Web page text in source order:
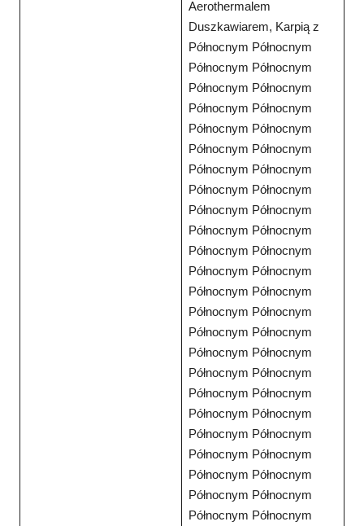
Aerothermalem
Duszkawiarem, Karpią z
Północnym Północnym
Północnym Północnym
Północnym Północnym
Północnym Północnym
Północnym Północnym
Północnym Północnym
Północnym Północnym
Północnym Północnym
Północnym Północnym
Północnym Północnym
Północnym Północnym
Północnym Północnym
Północnym Północnym
Północnym Północnym
Północnym Północnym
Północnym Północnym
Północnym Północnym
Północnym Północnym
Północnym Północnym
Północnym Północnym
Północnym Północnym
Północnym Północnym
Północnym Północnym
Północnym Północnym